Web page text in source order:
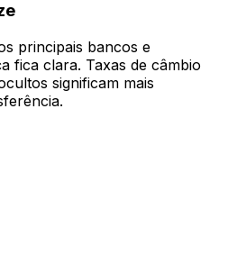
principais bancos e
fica clara. Taxas de câmbio
significam mais